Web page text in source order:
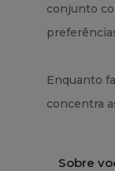
conjunto
Enquanto
concentra
Sobre